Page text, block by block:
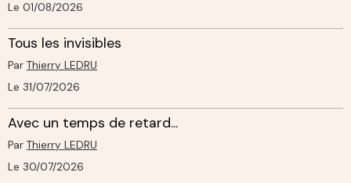
Le 01/08/2026
Tous les invisibles
Par Thierry LEDRU
Le 31/07/2026
Avec un temps de retard...
Par Thierry LEDRU
Le 30/07/2026